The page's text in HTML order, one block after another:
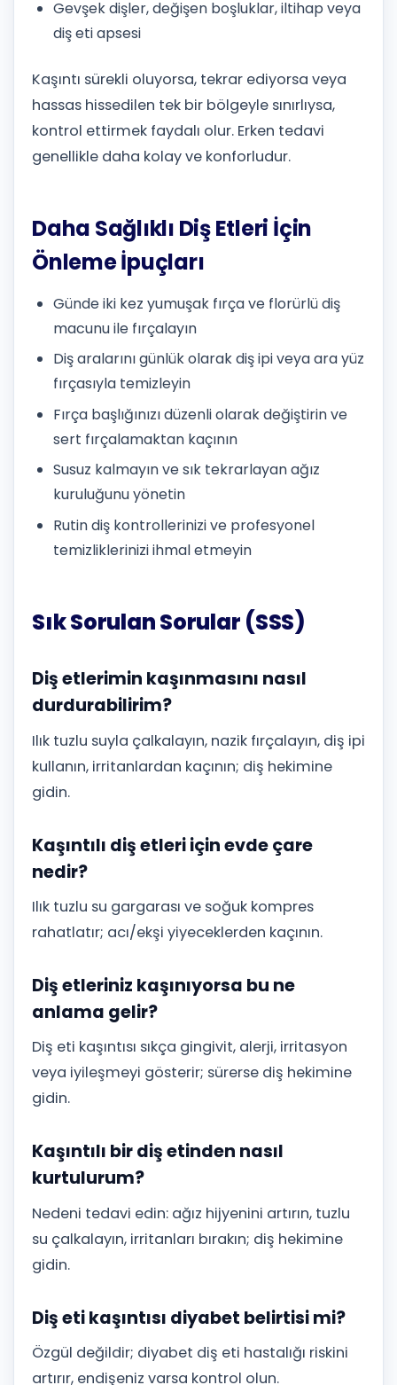
Gevşek dişler, değişen boşluklar, iltihap veya
diş eti apsesi
Kaşıntı sürekli oluyorsa, tekrar ediyorsa veya
hassas hissedilen tek bir bölgeyle sınırlıysa,
kontrol ettirmek faydalı olur. Erken tedavi
genellikle daha kolay ve konforludur.
Daha Sağlıklı Diş Etleri İçin
Önleme İpuçları
Günde iki kez yumuşak fırça ve florürlü diş
macunu ile fırçalayın
Diş aralarını günlük olarak diş ipi veya ara yüz
fırçasıyla temizleyin
Fırça başlığınızı düzenli olarak değiştirin ve
sert fırçalamaktan kaçının
Susuz kalmayın ve sık tekrarlayan ağız
kuruluğunu yönetin
Rutin diş kontrollerinizi ve profesyonel
temizliklerinizi ihmal etmeyin
Sık Sorulan Sorular (SSS)
Diş etlerimin kaşınmasını nasıl
durdurabilirim?
Ilık tuzlu suyla çalkalayın, nazik fırçalayın, diş ipi
kullanın, irritanlardan kaçının; diş hekimine
gidin.
Kaşıntılı diş etleri için evde çare
nedir?
Ilık tuzlu su gargarası ve soğuk kompres
rahatlatır; acı/ekşi yiyeceklerden kaçının.
Diş etleriniz kaşınıyorsa bu ne
anlama gelir?
Diş eti kaşıntısı sıkça gingivit, alerji, irritasyon
veya iyileşmeyi gösterir; sürerse diş hekimine
gidin.
Kaşıntılı bir diş etinden nasıl
kurtulurum?
Nedeni tedavi edin: ağız hijyenini artırın, tuzlu
su çalkalayın, irritanları bırakın; diş hekimine
gidin.
Diş eti kaşıntısı diyabet belirtisi mi?
Özgül değildir; diyabet diş eti hastalığı riskini
artırır, endişeniz varsa kontrol olun.